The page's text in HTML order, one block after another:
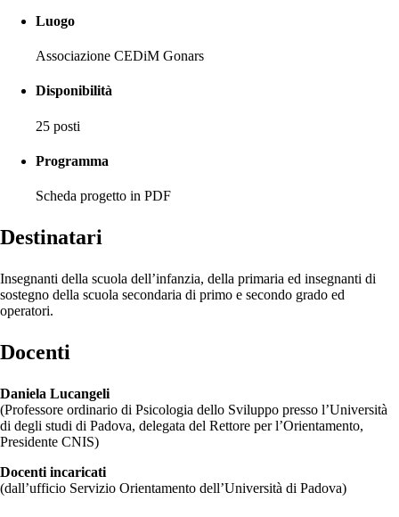
Luogo
Associazione CEDiM Gonars
Disponibilità
25 posti
Programma
Scheda progetto in PDF
Destinatari
Insegnanti della scuola dell’infanzia, della primaria ed insegnanti di
sostegno della scuola secondaria di primo e secondo grado ed
operatori.
Docenti
Daniela Lucangeli
(Professore ordinario di Psicologia dello Sviluppo presso l’Università
di degli studi di Padova, delegata del Rettore per l’Orientamento,
Presidente CNIS)
Docenti incaricati
(dall’ufficio Servizio Orientamento dell’Università di Padova)